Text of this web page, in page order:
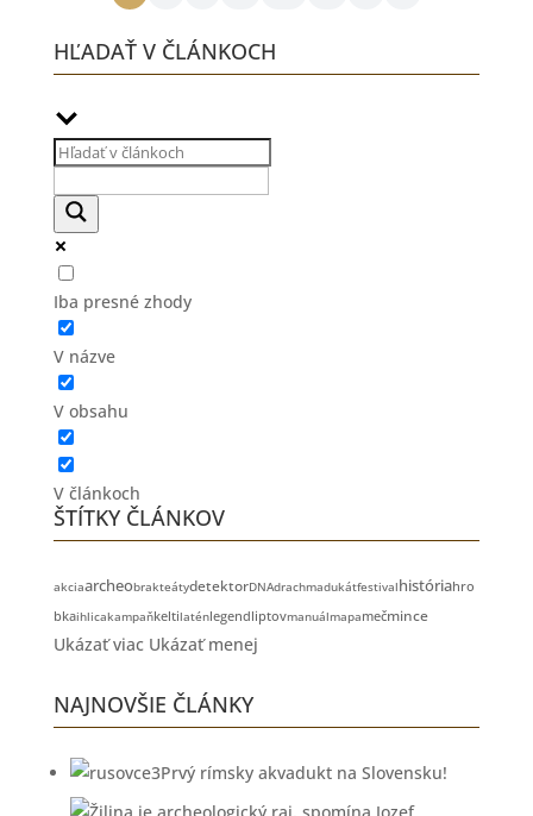
HĽADAŤ V ČLÁNKOCH
Iba presné zhody
V názve
V obsahu
V článkoch
ŠTÍTKY ČLÁNKOV
akciaarcheobrakteátydetektorDNAdrachmadukátfestivalhistóriahro
bkaihlicakampaňkeltilaténlegendliptovmanuálmapamečmince
Ukázať viac Ukázať menej
NAJNOVŠIE ČLÁNKY
Prvý rímsky akvadukt na Slovensku!